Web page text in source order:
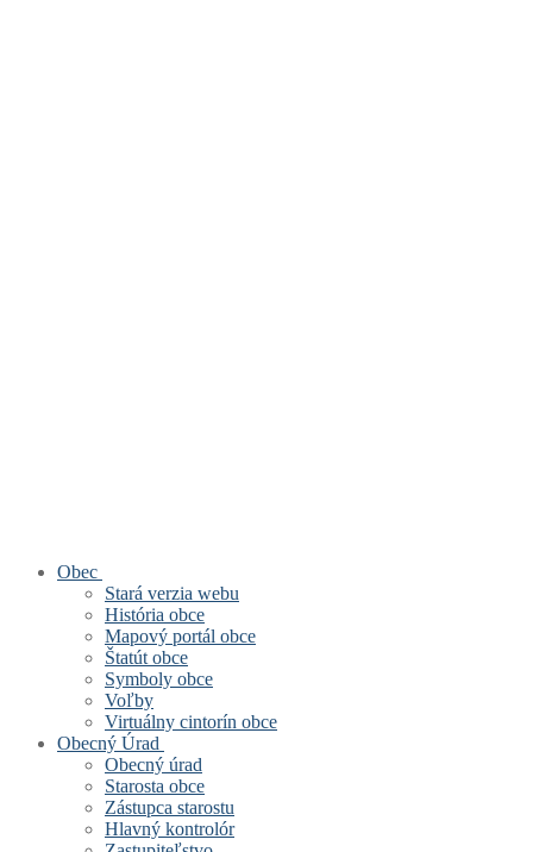
Obec
Stará verzia webu
História obce
Mapový portál obce
Štatút obce
Symboly obce
Voľby
Virtuálny cintorín obce
Obecný Úrad
Obecný úrad
Starosta obce
Zástupca starostu
Hlavný kontrolór